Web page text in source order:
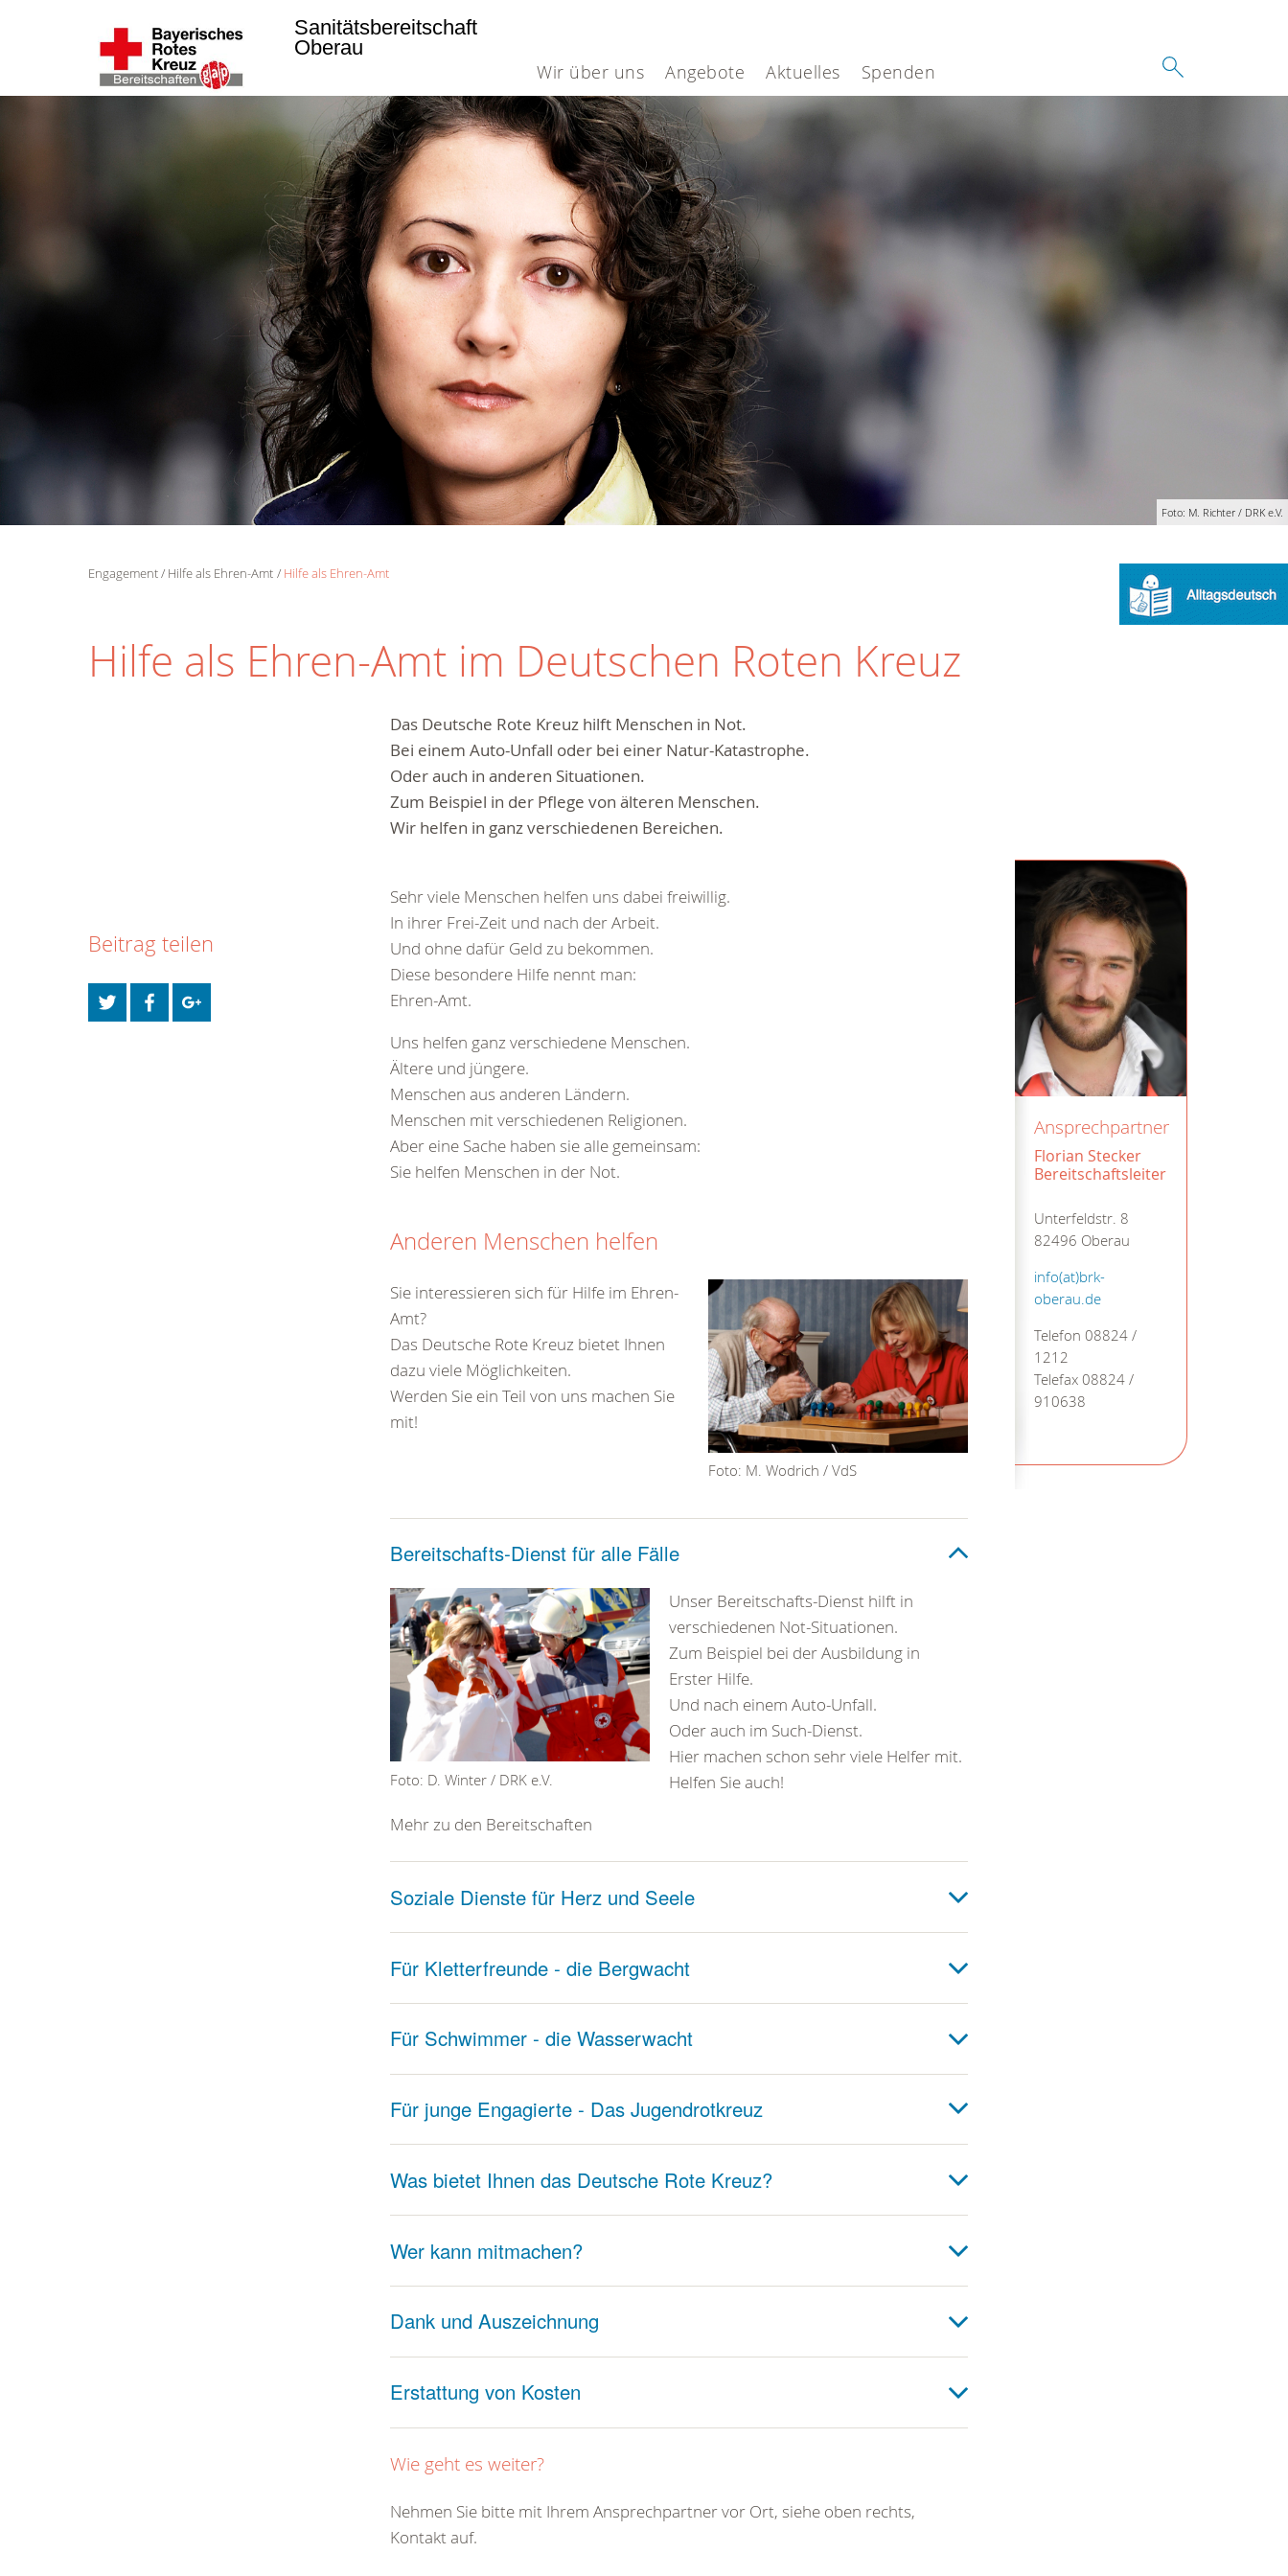
Wir über uns Angebote Aktuelles Spenden
Sanitätsbereitschaft
Oberau
Foto: M. Richter / DRK e.V.
Engagement Hilfe als Ehren-Amt Hilfe als Ehren-Amt
Hilfe als Ehren-Amt im Deutschen Roten Kreuz
Das Deutsche Rote Kreuz hilft Menschen in Not.
Bei einem Auto-Unfall oder bei einer Natur-Katastrophe.
Oder auch in anderen Situationen.
Zum Beispiel in der Pflege von älteren Menschen.
Wir helfen in ganz verschiedenen Bereichen.
Ansprechpartner
Florian Stecker
Bereitschaftsleiter
Unterfeldstr. 8
82496 Oberau
info(at)brk-
oberau.de
Telefon 08824 /
1212
Telefax 08824 /
910638
Sehr viele Menschen helfen uns dabei freiwillig.
In ihrer Frei-Zeit und nach der Arbeit.
Und ohne dafür Geld zu bekommen.
Diese besondere Hilfe nennt man:
Ehren-Amt.
Uns helfen ganz verschiedene Menschen.
Ältere und jüngere.
Menschen aus anderen Ländern.
Menschen mit verschiedenen Religionen.
Aber eine Sache haben sie alle gemeinsam:
Sie helfen Menschen in der Not.
Anderen Menschen helfen
Foto: M. Wodrich / VdS
Sie interessieren sich für Hilfe im Ehren-
Amt?
Das Deutsche Rote Kreuz bietet Ihnen
dazu viele Möglichkeiten.
Werden Sie ein Teil von uns machen Sie
mit!
Bereitschafts-Dienst für alle Fälle
Foto: D. Winter / DRK e.V.
Unser Bereitschafts-Dienst hilft in
verschiedenen Not-Situationen.
Zum Beispiel bei der Ausbildung in
Erster Hilfe.
Und nach einem Auto-Unfall.
Oder auch im Such-Dienst.
Hier machen schon sehr viele Helfer mit.
Helfen Sie auch!
Mehr zu den Bereitschaften
Soziale Dienste für Herz und Seele
Für Kletterfreunde - die Bergwacht
Für Schwimmer - die Wasserwacht
Für junge Engagierte - Das Jugendrotkreuz
Was bietet Ihnen das Deutsche Rote Kreuz?
Wer kann mitmachen?
Dank und Auszeichnung
Erstattung von Kosten
Wie geht es weiter?
Nehmen Sie bitte mit Ihrem Ansprechpartner vor Ort, siehe oben rechts,
Kontakt auf.
Beitrag teilen